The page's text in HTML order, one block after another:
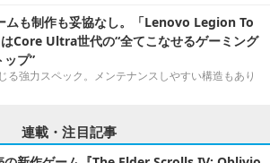
ムも制作も妥協なし。「Lenovo Legion To
Core Ultra世代の“全てこなせるゲーミング
ップ”
る強力スペック。メンテナンスしやすい構造もあり
連載・注目記事